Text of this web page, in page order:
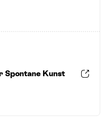
Spontane Kunst